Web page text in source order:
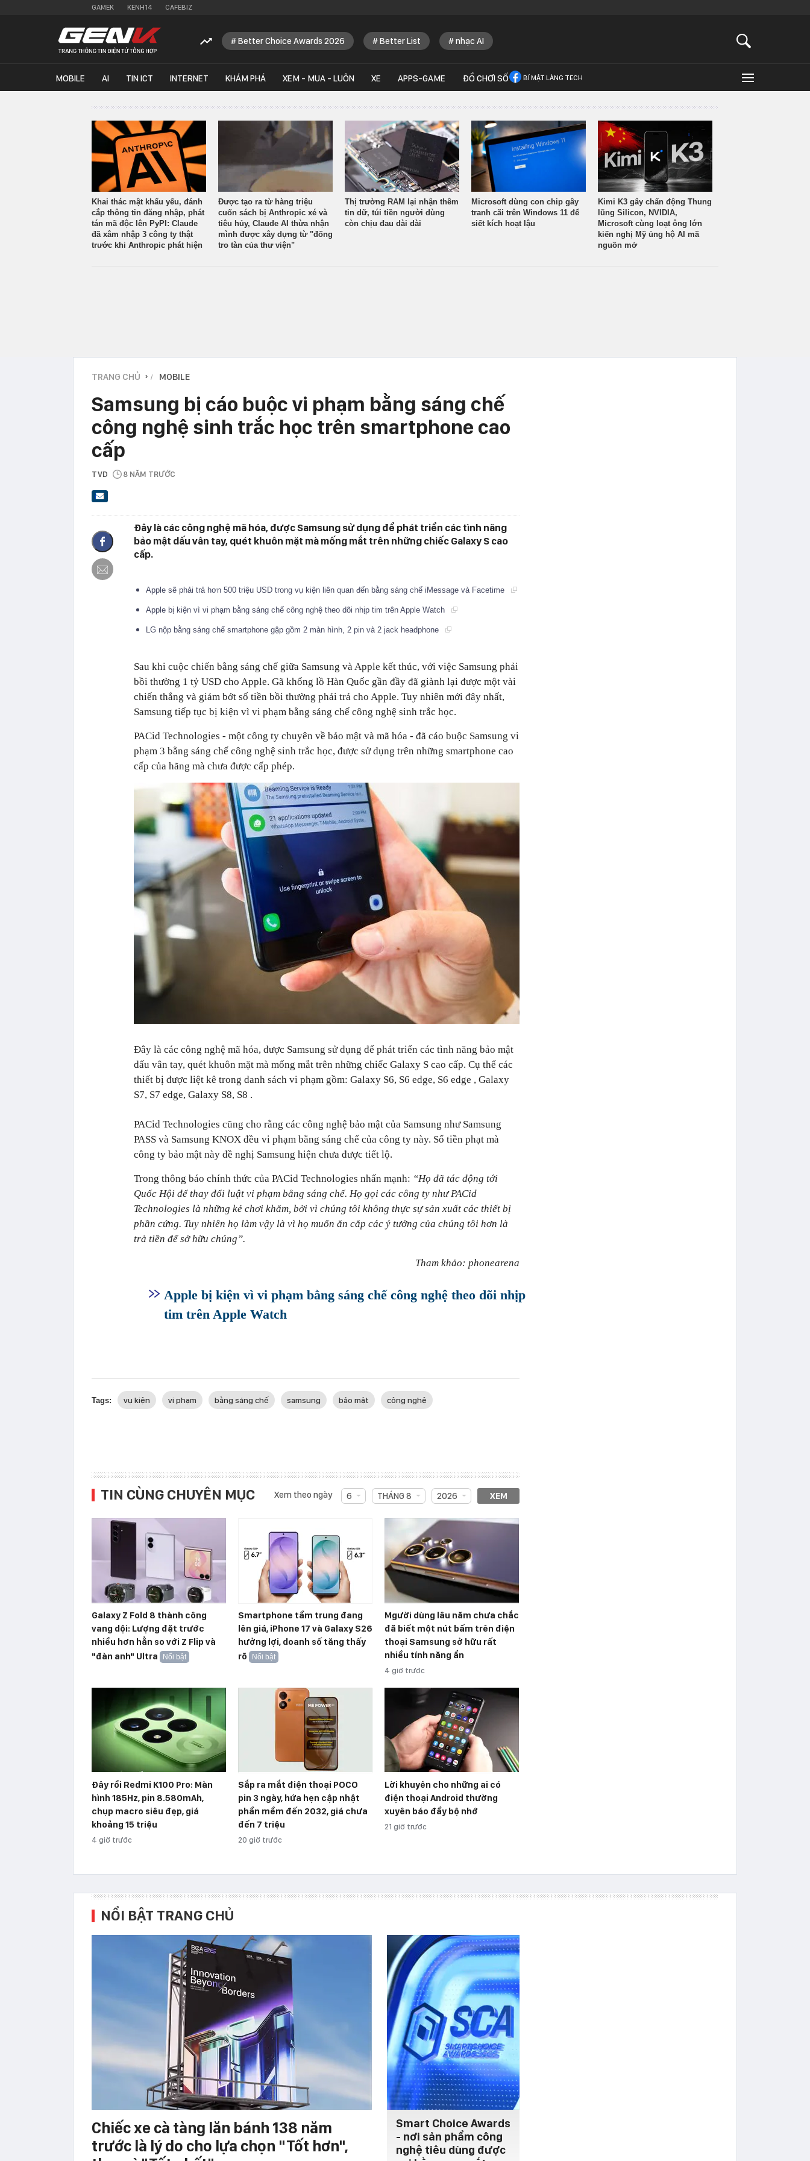
GAMEK KENH14 CAFEBIZ
Better Choice Awards 2026 Better List nhạc AI
MOBILE AI TIN ICT INTERNET KHÁM PHÁ XEM - MUA - LUÔN XE APPS-GAME ĐỒ CHƠI SỐ BÍ MẬT LÀNG TECH
Khai thác mật khẩu yếu, đánh
cắp thông tin đăng nhập, phát
tán mã độc lên PyPI: Claude
đã xâm nhập 3 công ty thật
trước khi Anthropic phát hiện
Được tạo ra từ hàng triệu
cuốn sách bị Anthropic xé và
tiêu hủy, Claude AI thừa nhận
mình được xây dựng từ "đống
tro tàn của thư viện"
Thị trường RAM lại nhận thêm
tin dữ, túi tiền người dùng
còn chịu đau dài dài
Microsoft dùng con chip gây
tranh cãi trên Windows 11 để
siết kích hoạt lậu
Kimi K3 gây chấn động Thung
lũng Silicon, NVIDIA,
Microsoft cùng loạt ông lớn
kiến nghị Mỹ ủng hộ AI mã
nguồn mở
TRANG CHỦ › MOBILE
Samsung bị cáo buộc vi phạm bằng sáng chế
công nghệ sinh trắc học trên smartphone cao
cấp
TVD 8 NĂM TRƯỚC
Đây là các công nghệ mã hóa, được Samsung sử dụng để phát triển các tình năng
bảo mật dấu vân tay, quét khuôn mặt mà mống mắt trên những chiếc Galaxy S cao
cấp.
Apple sẽ phải trả hơn 500 triệu USD trong vụ kiện liên quan đến bằng sáng chế iMessage và Facetime
Apple bị kiện vì vi phạm bằng sáng chế công nghệ theo dõi nhịp tim trên Apple Watch
LG nộp bằng sáng chế smartphone gập gồm 2 màn hình, 2 pin và 2 jack headphone
Sau khi cuộc chiến bằng sáng chế giữa Samsung và Apple kết thúc, với việc Samsung phải
bồi thường 1 tỷ USD cho Apple. Gã khổng lồ Hàn Quốc gần đầy đã giành lại được một vài
chiến thắng và giảm bớt số tiền bồi thường phải trả cho Apple. Tuy nhiên mới đây nhất,
Samsung tiếp tục bị kiện vì vi phạm bằng sáng chế công nghệ sinh trắc học.
PACid Technologies - một công ty chuyên về bảo mật và mã hóa - đã cáo buộc Samsung vi
phạm 3 bằng sáng chế công nghệ sinh trắc học, được sử dụng trên những smartphone cao
cấp của hãng mà chưa được cấp phép.
Đây là các công nghệ mã hóa, được Samsung sử dụng để phát triển các tình năng bảo mật
dấu vân tay, quét khuôn mặt mà mống mắt trên những chiếc Galaxy S cao cấp. Cụ thể các
thiết bị được liệt kê trong danh sách vi phạm gồm: Galaxy S6, S6 edge, S6 edge , Galaxy
S7, S7 edge, Galaxy S8, S8 .
PACid Technologies cũng cho rằng các công nghệ bảo mật của Samsung như Samsung
PASS và Samsung KNOX đều vi phạm bằng sáng chế của công ty này. Số tiền phạt mà
công ty bảo mật này đề nghị Samsung hiện chưa được tiết lộ.
Trong thông báo chính thức của PACid Technologies nhấn mạnh: “Họ đã tác động tới
Quốc Hội để thay đổi luật vi phạm bằng sáng chế. Họ gọi các công ty như PACid
Technologies là những kẻ chơi khăm, bởi vì chúng tôi không thực sự sản xuất các thiết bị
phần cứng. Tuy nhiên họ làm vậy là vì họ muốn ăn cắp các ý tưởng của chúng tôi hơn là
trả tiền để sở hữu chúng”.
Tham khảo: phonearena
Apple bị kiện vì vi phạm bằng sáng chế công nghệ theo dõi nhịp
tim trên Apple Watch
Tags: vụ kiện vi phạm bằng sáng chế samsung bảo mật công nghệ
TIN CÙNG CHUYÊN MỤC Xem theo ngày 6 THÁNG 8 2026 XEM
Galaxy Z Fold 8 thành công
vang dội: Lượng đặt trước
nhiều hơn hẳn so với Z Flip và
"đàn anh" Ultra
Nổi bật
Smartphone tầm trung đang
lên giá, iPhone 17 và Galaxy S26
hưởng lợi, doanh số tăng thấy
rõ
Nổi bật
Mgười dùng lâu năm chưa chắc
đã biết một nút bấm trên điện
thoại Samsung sở hữu rất
nhiều tính năng ẩn
4 giờ trước
Đây rồi Redmi K100 Pro: Màn
hình 185Hz, pin 8.580mAh,
chụp macro siêu đẹp, giá
khoảng 15 triệu
4 giờ trước
Sắp ra mắt điện thoại POCO
pin 3 ngày, hứa hẹn cập nhật
phần mềm đến 2032, giá chưa
đến 7 triệu
20 giờ trước
Lời khuyên cho những ai có
điện thoại Android thường
xuyên báo đầy bộ nhớ
21 giờ trước
NỔI BẬT TRANG CHỦ
Chiếc xe cà tàng lăn bánh 138 năm
trước là lý do cho lựa chọn "Tốt hơn",
Smart Choice Awards
- nơi sản phẩm công
nghệ tiêu dùng được